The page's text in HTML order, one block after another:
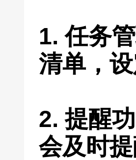
1. 任务
清单，
2. 提醒
会及时